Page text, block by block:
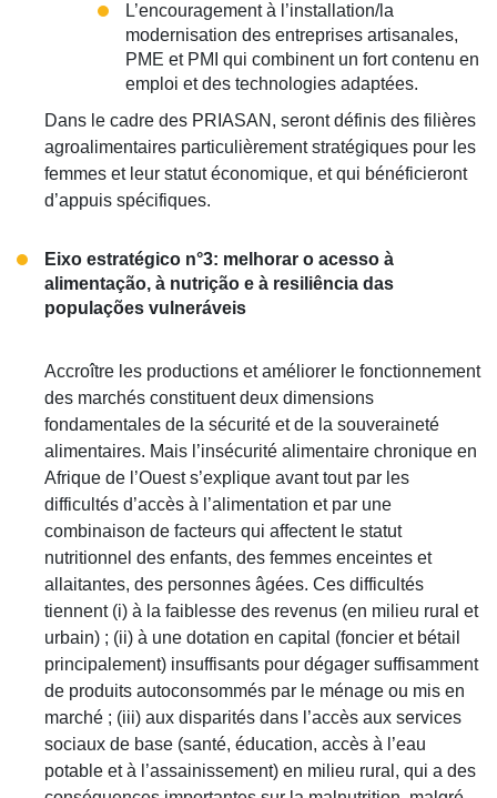
L’encouragement à l’installation/la
modernisation des entreprises artisanales,
PME et PMI qui combinent un fort contenu en
emploi et des technologies adaptées.
Dans le cadre des PRIASAN, seront définis des filières
agroalimentaires particulièrement stratégiques pour les
femmes et leur statut économique, et qui bénéficieront
d’appuis spécifiques.
Eixo estratégico n°3: melhorar o acesso à
alimentação, à nutrição e à resiliência das
populações vulneráveis
Accroître les productions et améliorer le fonctionnement
des marchés constituent deux dimensions
fondamentales de la sécurité et de la souveraineté
alimentaires. Mais l’insécurité alimentaire chronique en
Afrique de l’Ouest s’explique avant tout par les
difficultés d’accès à l’alimentation et par une
combinaison de facteurs qui affectent le statut
nutritionnel des enfants, des femmes enceintes et
allaitantes, des personnes âgées. Ces difficultés
tiennent (i) à la faiblesse des revenus (en milieu rural et
urbain) ; (ii) à une dotation en capital (foncier et bétail
principalement) insuffisants pour dégager suffisamment
de produits autoconsommés par le ménage ou mis en
marché ; (iii) aux disparités dans l’accès aux services
sociaux de base (santé, éducation, accès à l’eau
potable et à l’assainissement) en milieu rural, qui a des